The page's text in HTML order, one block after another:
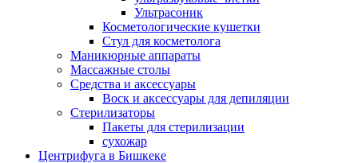
Ультрасоник
Косметологические кушетки
Стул для косметолога
Маникюрные аппараты
Массажные столы
Средства и аксессуары
Воск и аксессуары для депиляции
Стерилизаторы
Пакеты для стерилизации
сухожар
Центрифуга в Бишкеке